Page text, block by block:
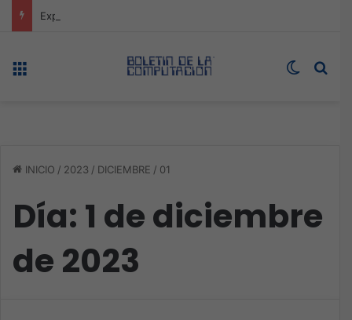
Switch
INICIO / 2023 / DICIEMBRE / 01
Día: 1 de diciembre
de 2023